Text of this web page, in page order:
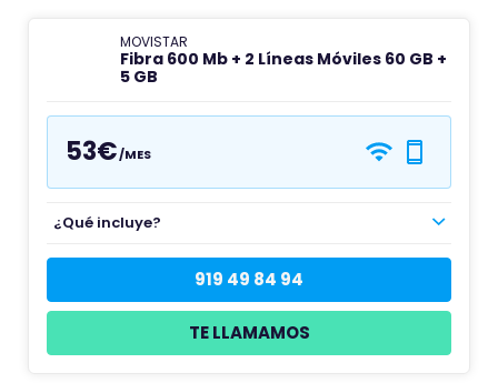
MOVISTAR
Fibra 600 Mb + 2 Líneas Móviles 60 GB +
5 GB
53€/MES
¿Qué incluye?
919 49 84 94
TE LLAMAMOS